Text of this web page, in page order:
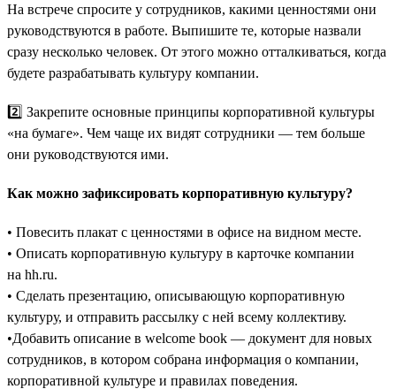
На встрече спросите у сотрудников, какими ценностями они
руководствуются в работе. Выпишите те, которые назвали
сразу несколько человек. От этого можно отталкиваться, когда
будете разрабатывать культуру компании.
2️⃣ Закрепите основные принципы корпоративной культуры
«на бумаге». Чем чаще их видят сотрудники — тем больше
они руководствуются ими.
Как можно зафиксировать корпоративную культуру?
• Повесить плакат с ценностями в офисе на видном месте.
• Описать корпоративную культуру в карточке компании
на hh.ru.
• Сделать презентацию, описывающую корпоративную
культуру, и отправить рассылку с ней всему коллективу.
•Добавить описание в welcome book — документ для новых
сотрудников, в котором собрана информация о компании,
корпоративной культуре и правилах поведения.